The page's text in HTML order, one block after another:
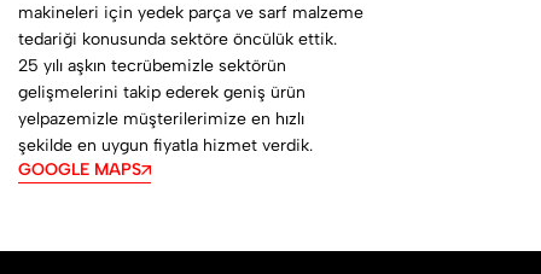
makineleri için yedek parça ve sarf malzeme
tedariği konusunda sektöre öncülük ettik.
25 yılı aşkın tecrübemizle sektörün
gelişmelerini takip ederek geniş ürün
yelpazemizle müşterilerimize en hızlı
şekilde en uygun fiyatla hizmet verdik.
GOOGLE MAPS